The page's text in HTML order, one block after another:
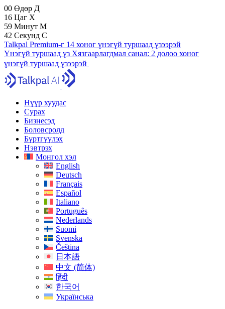
00 Өдөр Д
16 Цаг Х
59 Минут М
41 Секунд С
Talkpal Premium-г 14 хоног үнэгүй туршаад үзээрэй
Үнэгүй туршаад үз Хязгаарлагдмал санал: 2 долоо хоног
үнэгүй туршаад үзээрэй
Нүүр хуудас
Сурах
Бизнесэд
Боловсролд
Бүртгүүлэх
Нэвтрэх
Монгол хэл
English
Deutsch
Français
Español
Italiano
Português
Nederlands
Suomi
Svenska
Čeština
日本語
中文 (简体)
हिंदी
한국어
Українська